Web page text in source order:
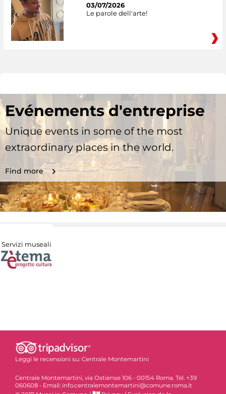
03/07/2026
Le parole dell'arte!
Evénements d'entreprise
Unique events in some of the most
extraordinary places in the world.
Find more
Servizi museali
Leggi le recensioni su: Centrale Montemartini
Centrale Montemartini, via Ostiense 106 - 00154 Roma. Tel. +39
060608 - Email: info.centralemontemartini@comune.roma.it